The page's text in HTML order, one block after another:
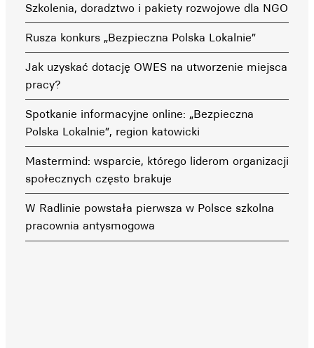
Szkolenia, doradztwo i pakiety rozwojowe dla NGO
Rusza konkurs „Bezpieczna Polska Lokalnie”
Jak uzyskać dotację OWES na utworzenie miejsca
pracy?
Spotkanie informacyjne online: „Bezpieczna
Polska Lokalnie”, region katowicki
Mastermind: wsparcie, którego liderom organizacji
społecznych często brakuje
W Radlinie powstała pierwsza w Polsce szkolna
pracownia antysmogowa